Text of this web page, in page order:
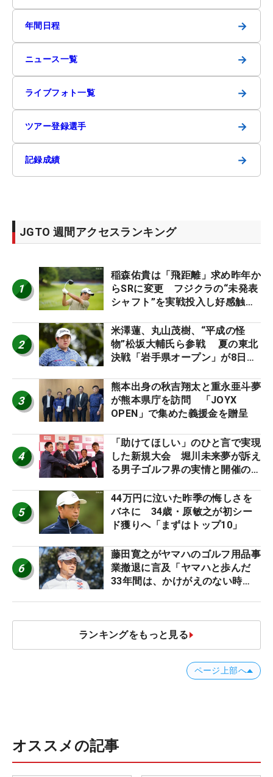
年間日程 →
ニュース一覧 →
ライブフォト一覧 →
ツアー登録選手 →
記録成績 →
JGTO 週間アクセスランキング
1
稲森佑貴は「飛距離」求め昨年か
らSRに変更 フジクラの“未発表
シャフト”を実戦投入し好感触
ーのヒトネタ！】
2
米澤蓮、丸山茂樹、“平成の怪
物”松坂大輔氏ら参戦 夏の東北
決戦「岩手県オープン」が8日開
3
熊本出身の秋吉翔太と重永亜斗夢
が熊本県庁を訪問 「JOYX
OPEN」で集めた義援金を贈呈
4
「助けてほしい」のひと言で実現
した新規大会 堀川未来夢が訴え
る男子ゴルフ界の実情と開催の舞
5
44万円に泣いた昨季の悔しさを
バネに 34歳・原敏之が初シー
ド獲りへ「まずはトップ10」
6
藤田寛之がヤマハのゴルフ用品事
業撤退に言及「ヤマハと歩んだ
33年間は、かけがえのない時
ランキングをもっと見る
ページ上部へ
オススメの記事